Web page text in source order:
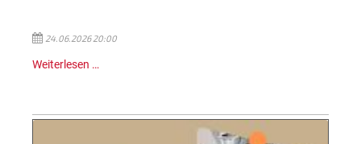
24.06.2026 20:00
Weiterlesen …